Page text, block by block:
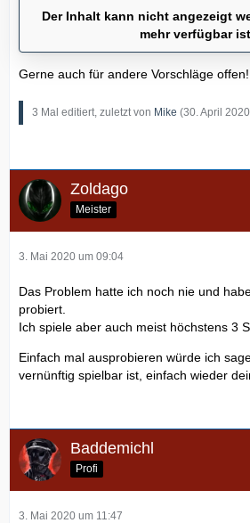
Der Inhalt kann nicht angezeigt
mehr verfügbar
Gerne auch für andere Vorschläge
3 Mal editiert, zuletzt von Mike (30. April
Zoldago
Meister
3. Mai 2020 um 09:04
Das Problem hatte ich noch nie und
probiert.
Ich spiele aber auch meist höchstens 3
Einfach mal ausprobieren würde ich
vernünftig spielbar ist, einfach wieder
Baddemichl
Profi
3. Mai 2020 um 11:47